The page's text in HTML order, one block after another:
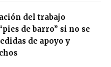
del trabajo
de barro” si no se
de apoyo y